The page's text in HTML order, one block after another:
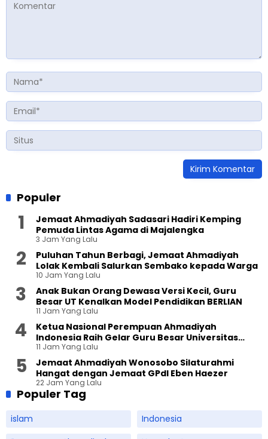
Populer
Jemaat Ahmadiyah Sadasari Hadiri Kemping
Pemuda Lintas Agama di Majalengka
3 Jam Yang Lalu
Puluhan Tahun Berbagi, Jemaat Ahmadiyah
Lolak Kembali Salurkan Sembako kepada Warga
10 Jam Yang Lalu
Anak Bukan Orang Dewasa Versi Kecil, Guru
Besar UT Kenalkan Model Pendidikan BERLIAN
11 Jam Yang Lalu
Ketua Nasional Perempuan Ahmadiyah
Indonesia Raih Gelar Guru Besar Universitas
Terbuka
11 Jam Yang Lalu
Jemaat Ahmadiyah Wonosobo Silaturahmi
Hangat dengan Jemaat GPdI Eben Haezer
22 Jam Yang Lalu
Populer Tag
islam
Indonesia